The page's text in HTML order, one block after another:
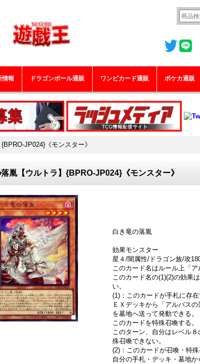
情報 ドラゴンボール通販 ワンピカード通販 ポケカ通販
JP024}《モンスター》
胤【ウルトラ】{BPRO-JP024}《モンスター》
白き竜の落胤
効果モンスター
星４/闇属性/ドラゴン族/攻
このカード名はルール上「ア
このカード名の(1)(2)の効果
い。
(1)：このカードが手札に存在
ＥＸデッキから「アルバス
を墓地へ送って発動できる。
このカードを特殊召喚する。
このターン、自分はレベル
殊召喚できない。
(2)：このカードが召喚・特
自分の手札・デッキ・墓地